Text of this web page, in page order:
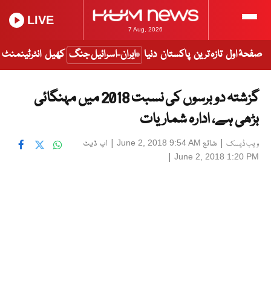
7 Aug, 2026
LIVE
صفحۂ اول تازہ ترین پاکستان دنیا ایران-اسرائیل جنگ کھیل انٹرٹینمنٹ
گزشتہ دو برسوں کی نسبت 2018 میں مہنگائی
بڑھی ہے، ادارہ شماریات
ویب ڈیسک | شائع June 2, 2018 9:54 AM
| اپ ڈیٹ
June 2, 2018 1:20 PM
|